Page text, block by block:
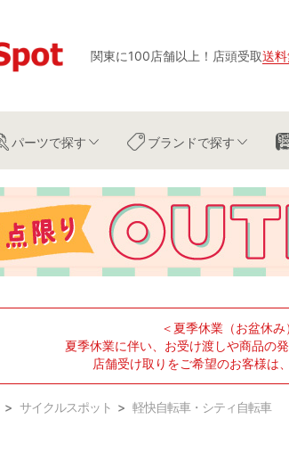
関東に100店舗以上 ！ 店頭受取送
パーツで探す ブランドで探す
＜夏季休業（お盆休
夏季休業に伴い、お受け渡しや商品の
店舗受け取りをご希望のお客様は
サイクルスポット 軽快自転車・シティ自転車